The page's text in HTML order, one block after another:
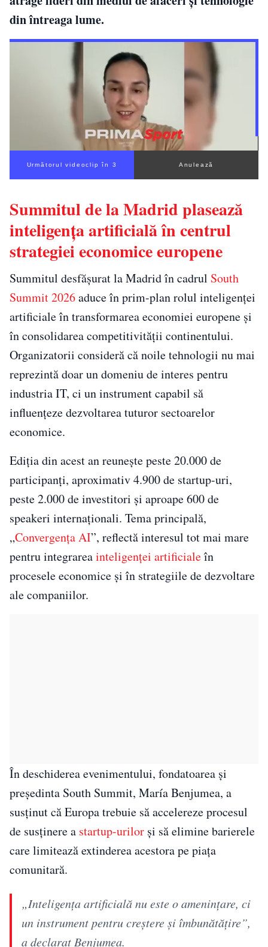
din întreaga lume.
Următorul videoclip în 2 Anulează
Summitul de la Madrid plasează
inteligența artificială în centrul
strategiei economice europene
Summitul desfășurat la Madrid în cadrul South
Summit 2026aduce în prim-plan rolul inteligenței
artificiale în transformarea economiei europene și
în consolidarea competitivității continentului.
Organizatorii consideră că noile tehnologii nu mai
reprezintă doar un domeniu de interes pentru
industria IT, ci un instrument capabil să
influențeze dezvoltarea tuturor sectoarelor
economice.
Ediția din acest an reunește peste 20.000 de
participanți, aproximativ 4.900 de startup-uri,
peste 2.000 de investitori și aproape 600 de
speakeri internaționali. Tema principală,
„Convergența AI”, reflectă interesul tot mai mare
pentru integrareainteligenței artificialeîn
procesele economice și în strategiile de dezvoltare
ale companiilor.
În deschiderea evenimentului, fondatoarea și
președinta South Summit, María Benjumea, a
susținut că Europa trebuie să accelereze procesul
de susținere a startup-urilor și să elimine barierele
care limitează extinderea acestora pe piața
comunitară.
„Inteligența artificială nu este o amenințare, ci
un instrument pentru creștere și îmbunătățire”,
a declarat Benjumea.